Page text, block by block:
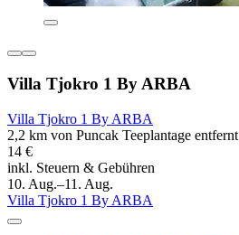
Villa Tjokro 1 By ARBA
Villa Tjokro 1 By ARBA
2,2 km von Puncak Teeplantage entfernt
14 €
inkl. Steuern & Gebühren
10. Aug.–11. Aug.
Villa Tjokro 1 By ARBA